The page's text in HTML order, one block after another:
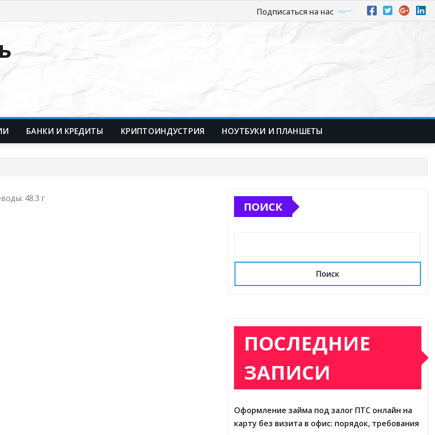
Подписаться на нас
БАНКИ И КРЕДИТЫ КРИПТОИНДУСТРИЯ НОУТБУКИ И ПЛАНШЕТЫ
48.3 г
ПОИСК
Поиск
ПОСЛЕДНИЕ
ЗАПИСИ
Оформление займа под залог ПТС онлайн на
карту без визита в офис: порядок, требования